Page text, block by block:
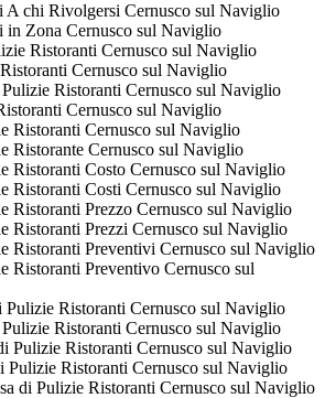
A chi Rivolgersi Cernusco sul Naviglio
in Zona Cernusco sul Naviglio
Ristoranti Cernusco sul Naviglio
Cernusco sul Naviglio
Ristoranti Cernusco sul Naviglio
Cernusco sul Naviglio
Ristoranti Cernusco sul Naviglio
Ristorante Cernusco sul Naviglio
Ristoranti Costo Cernusco sul Naviglio
Ristoranti Costi Cernusco sul Naviglio
Ristoranti Prezzo Cernusco sul Naviglio
Ristoranti Prezzi Cernusco sul Naviglio
Ristoranti Preventivi Cernusco sul Naviglio
Ristoranti Preventivo Cernusco sul
Pulizie Ristoranti Cernusco sul Naviglio
Ristoranti Cernusco sul Naviglio
Pulizie Ristoranti Cernusco sul Naviglio
Pulizie Ristoranti Cernusco sul Naviglio
di Pulizie Ristoranti Cernusco sul Naviglio